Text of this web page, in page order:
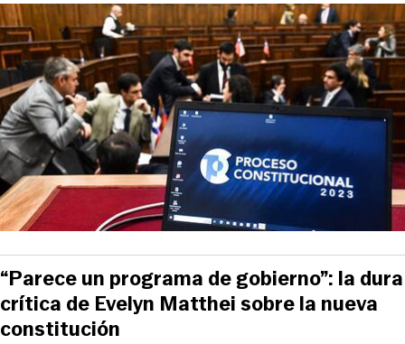
“Parece un programa de gobierno”: la dura
crítica de Evelyn Matthei sobre la nueva
constitución